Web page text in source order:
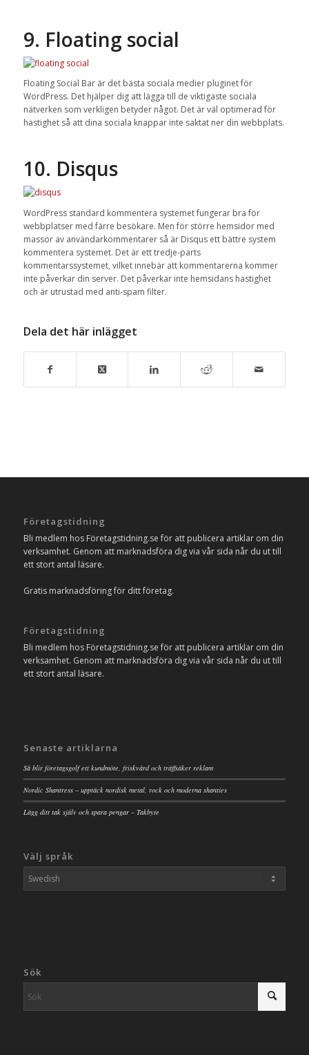
9. Floating social
Floating Social Bar är det bästa sociala medier pluginet för
WordPress. Det hjälper dig att lägga till de viktigaste sociala
nätverken som verkligen betyder något. Det är väl optimerad för
hastighet så att dina sociala knappar inte saktat ner din webbplats.
10. Disqus
WordPress standard kommentera systemet fungerar bra för
webbplatser med färre besökare. Men för större hemsidor med
massor av användarkommentarer så är Disqus ett bättre system
kommentera systemet. Det är ett tredje-parts
kommentarssystemet, vilket innebär att kommentarerna kommer
inte påverkar din server. Det påverkar inte hemsidans hastighet
och är utrustad med anti-spam filter.
Dela det här inlägget
Företagstidning
Bli medlem hos Företagstidning.se för att publicera artiklar om din
verksamhet. Genom att marknadsföra dig via vår sida når du ut till
ett stort antal läsare.
Gratis marknadsföring för ditt företag.
Företagstidning
Bli medlem hos Företagstidning.se för att publicera artiklar om din
verksamhet. Genom att marknadsföra dig via vår sida når du ut till
ett stort antal läsare.
Senaste artiklarna
Så blir företagsgolf ett kundmöte, friskvård och träffsäker reklam
Nordic Shantress – upptäck nordisk metal, rock och moderna shanties
Lägg ditt tak själv och spara pengar – Takbyte
Välj språk
Sök